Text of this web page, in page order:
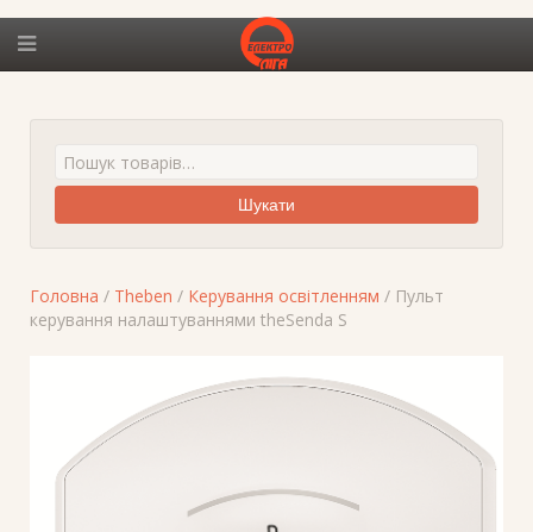
Шукати
Головна / Theben / Керування освітленням / Пульт
керування налаштуваннями theSenda S